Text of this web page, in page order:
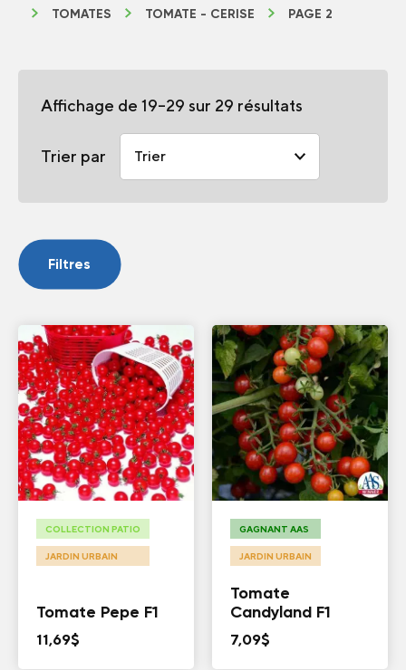
TOMATES
TOMATE - CERISE PAGE 2
Affichage de 19–29 sur 29 résultats
Trier par
Filtres
COLLECTION PATIO
JARDIN URBAIN
Tomate Pepe F1
11,69$
GAGNANT AAS
JARDIN URBAIN
Tomate
Candyland F1
7,09$